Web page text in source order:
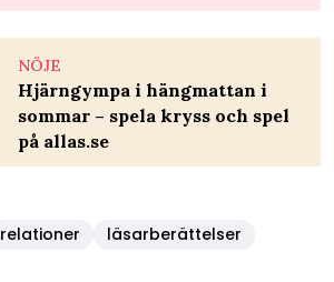
NÖJE
Hjärngympa i hängmattan i
sommar – spela kryss och spel
på allas.se
relationer läsarberättelser